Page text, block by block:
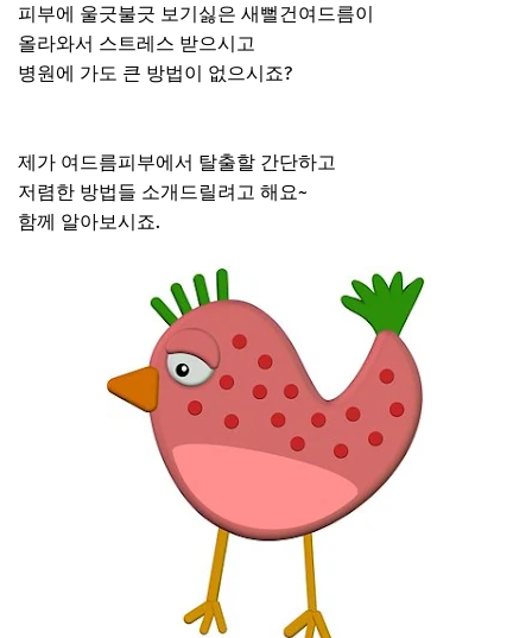
피부에 울긋불긋 보기싫은 새뻘건여드름이
올라와서 스트레스 받으시고
병원에 가도 큰 방법이 없으시죠?
제가 여드름피부에서 탈출할 간단하고
저렴한 방법들 소개드릴려고 해요~
함께 알아보시죠.